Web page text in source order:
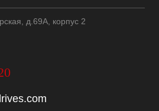
д.69А, корпус 2